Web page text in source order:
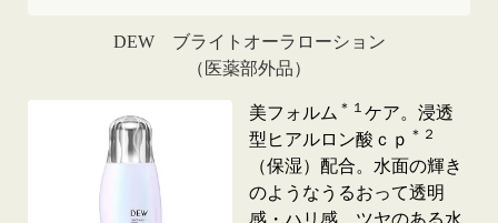
DEW ブライトオーラローション
（医薬部外品）
美フォルム ＊１ ケア。浸透
型ヒアルロン酸ｃｐ ＊２
（保湿）配合。水面の輝き
のようなうるおって透明
感・ハリ感、ツヤのある水